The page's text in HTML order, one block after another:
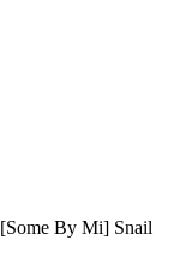
[Some By Mi] Snail